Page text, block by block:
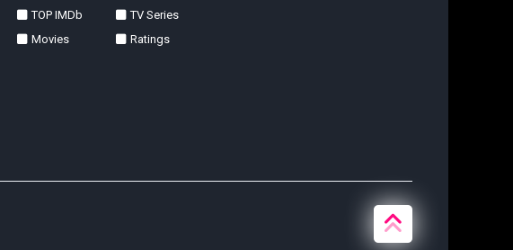
TOP IMDb
TV Series
Movies
Ratings